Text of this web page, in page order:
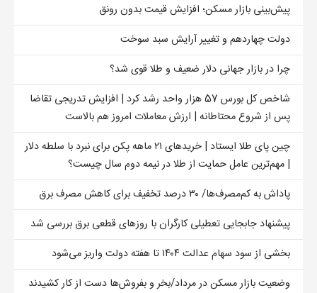
پیش‌بینی بازار مسکن؛ افزایش قیمت بدون رونق
دولت چهاردهم و تغییر آرایش سبد سوخت
چرا در بازار جهانی دلار ضعیف و طلا قوی شد؟
شاخص کل بورس 57 هزار واحد رشد کرد | افزایش تدریجی تقاضا
پس از شروع محتاطانه | ارزش معاملات امروز هم بالاست
چین پای طلا ایستاد | خریدهای ۲۱ ماهه پکن برای نبرد با سلطه دلار
| مهم‌ترین عامل حمایت از طلا در نیمه دوم سال چیست؟
پاداش به کم‌مصرف‌ها/ ۳۰ درصد تخفیف برای کاهش مصرف برق
پیشنهاد جابجایی تعطیلی کارگران با روزهای قطعی برق بررسی شد
بخشی از سود سهام عدالت ۱۴۰۴ تا هفته دولت واریز می‌شود
وضعیت بازار مسکن در مرداد/بخر و بفروش‌ها دست از کار کشیدند